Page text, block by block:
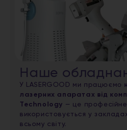
Наше
У LASERGOOD ми працюємо
лазерних апаратах від
Technology — це
використовується у
всьому світу.